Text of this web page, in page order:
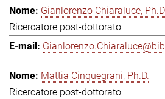
Gianlorenzo Chiaraluce,
Ricercatore post-dottorato
Mattia Cinquegrani, Ph.D.
Ricercatore post-dottorato